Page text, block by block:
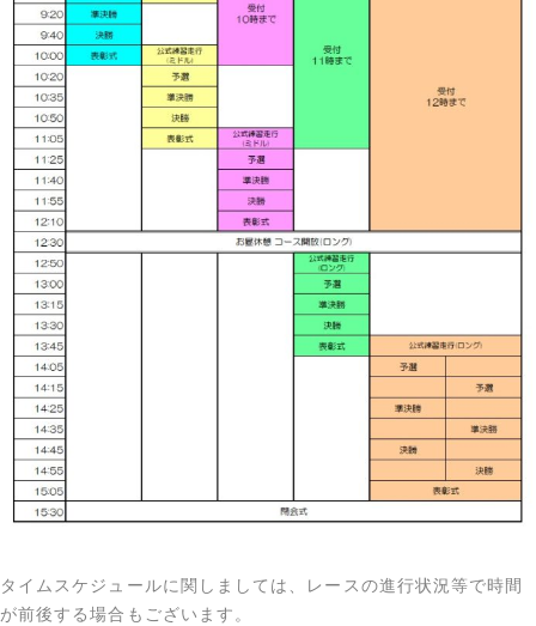
タイムスケジュールに関しましては、レースの進行状況等で時間
が前後する場合もございます。